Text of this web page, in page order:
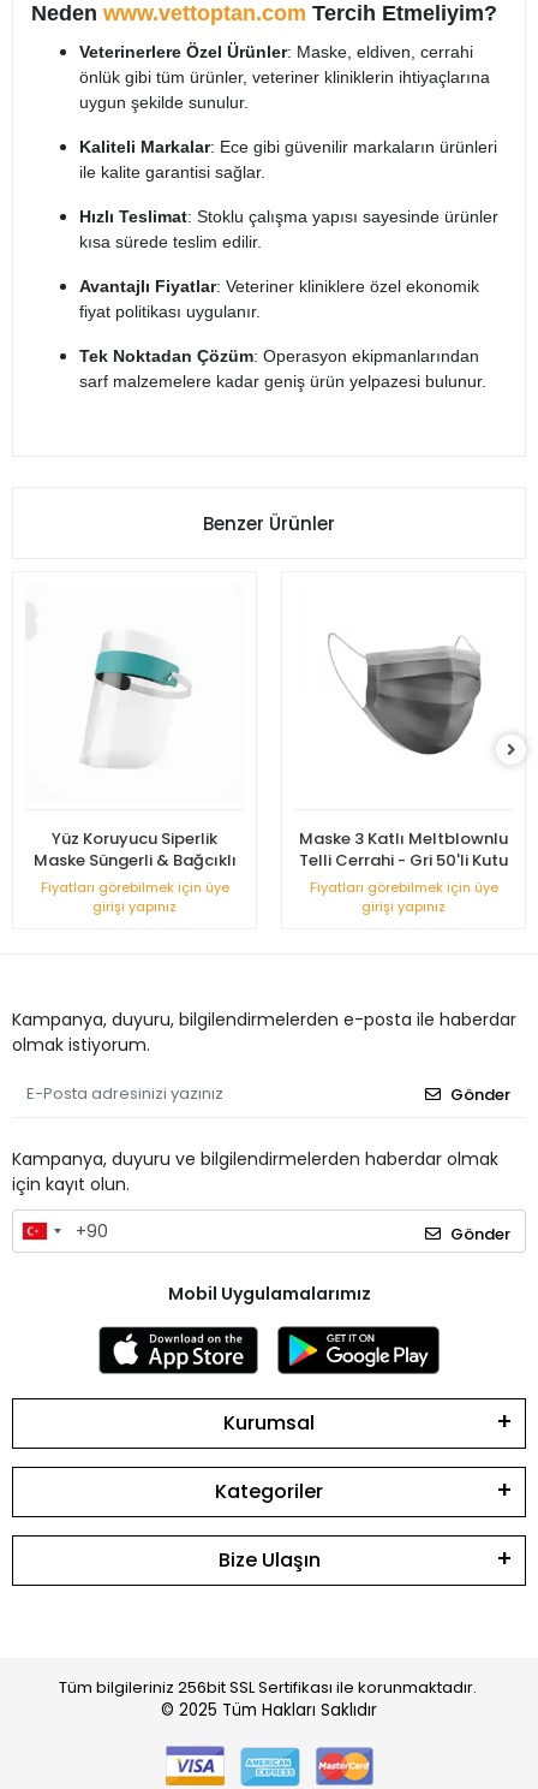
Neden www.vettoptan.com Tercih Etmeliyim?
Veterinerlere Özel Ürünler: Maske, eldiven, cerrahi
önlük gibi tüm ürünler, veteriner kliniklerin ihtiyaçlarına
uygun şekilde sunulur.
Kaliteli Markalar: Ece gibi güvenilir markaların ürünleri
ile kalite garantisi sağlar.
Hızlı Teslimat: Stoklu çalışma yapısı sayesinde ürünler
kısa sürede teslim edilir.
Avantajlı Fiyatlar: Veteriner kliniklere özel ekonomik
fiyat politikası uygulanır.
Tek Noktadan Çözüm: Operasyon ekipmanlarından
sarf malzemelere kadar geniş ürün yelpazesi bulunur.
Benzer Ürünler
Yüz Koruyucu Siperlik
Maske Süngerli & Bağcıklı
Fiyatları görebilmek için üye
girişi yapınız
Maske 3 Katlı Meltblownlu
Telli Cerrahi - Gri 50'li Kutu
Fiyatları görebilmek için üye
girişi yapınız
Kampanya, duyuru, bilgilendirmelerden e-posta ile haberdar
olmak istiyorum.
Gönder
Kampanya, duyuru ve bilgilendirmelerden haberdar olmak
için kayıt olun.
Gönder
Mobil Uygulamalarımız
Kurumsal
Kategoriler
Bize Ulaşın
Tüm bilgileriniz 256bit SSL Sertifikası ile korunmaktadır.
© 2025 Tüm Hakları Saklıdır